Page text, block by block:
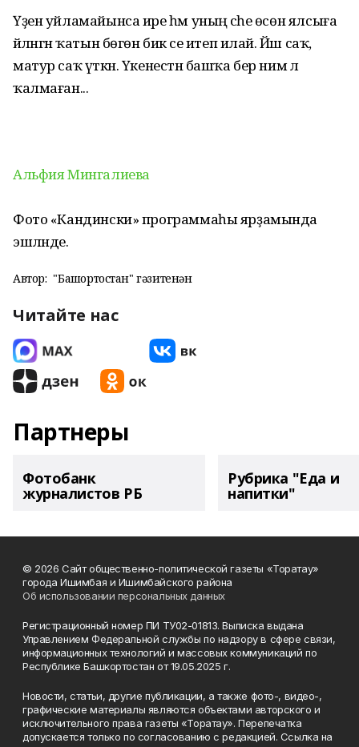
Үҙен уйламайынса ире һәм уның әсәһе өсөн ялсыға
әйләнгән ҡатын бөгөн бик әсе итеп илай. Йәш саҡ,
матур саҡ үткән. Үкенестән башҡа бер нимә лә
ҡалмаған...
Альфия Мингалиева
Фото «Кандински» программаһы ярҙамында
эшләнде.
Автор: "Башҡортостан" гәзитенән
Читайте нас
Партнеры
Фотобанк
журналистов РБ
Рубрика "Еда и
напитки"
© 2026 Сайт общественно-политической газеты «Торатау»
города Ишимбая и Ишимбайского района
Об использовании персональных данных
Регистрационный номер ПИ ТУ02-01813. Выписка выдана
Управлением Федеральной службы по надзору в сфере связи,
информационных технологий и массовых коммуникаций по
Республике Башкортостан от 19.05.2025 г.
Новости, статьи, другие публикации, а также фото-, видео-,
графические материалы являются объектами авторского и
исключительного права газеты «Торатау». Перепечатка
допускается только по согласованию с редакцией. Ссылка на